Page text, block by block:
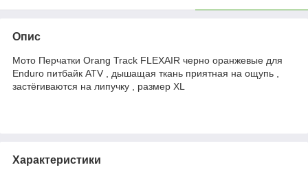
Опис
Мото Перчатки Orang Track FLEXAIR черно оранжевые для
Enduro питбайк ATV , дышащая ткань приятная на ощупь ,
застёгиваются на липучку , размер XL
Характеристики